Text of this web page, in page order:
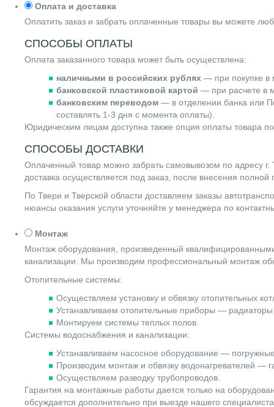
Оплата и доставка
Оплатить заказ и забрать оплаченные товары вы можете
СПОСОБЫ ОПЛАТЫ
Оплата заказанного товара может быть осуществлена:
наличными в российских рублях — при покупке в
банковской пластиковой картой — при расчете в
банковским переводом — в отделении банка или
составлять 1-3 дня с момента оплаты).
Юридическим лицам доступна также опция оплаты товара
СПОСОБЫ ДОСТАВКИ
Оплаченный товар можно забрать самовывозом по адресу г.
доставка осуществляется под заказ, после внесения полной
По Твери и Тверской области доставляем заказы
нюансы оказания услуги уточняйте у менеджера по
Монтаж
Монтаж оборудования, произведенный
канализации. Мы производим профессиональный монтаж
Отопительные системы:
Осуществляем установку и обвязку отопительных
Устанавливаем отопительные приборы —
Монтируем системы теплых полов.
Системы водоснабжения и канализации:
Устанавливаем насосное оборудование —
Производим монтаж и обвязку водонагревателей —
Осуществляем разводку трубопроводов.
Гарантия на монтажные работы дается только на
обсуждается дополнительно при выезде нашего